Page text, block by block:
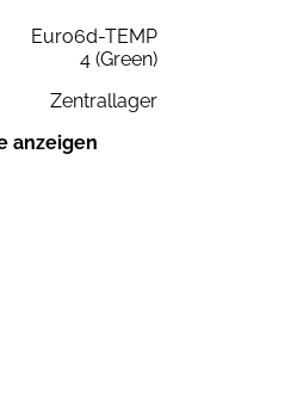
Euro6d-TEMP
4 (Green)
Zentrallager
anzeigen